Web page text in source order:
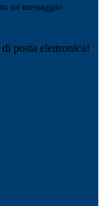
un messaggio
posta elettronica!